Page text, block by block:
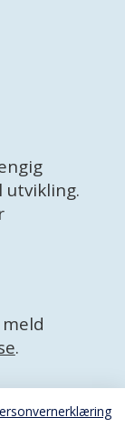
utvikling.
.